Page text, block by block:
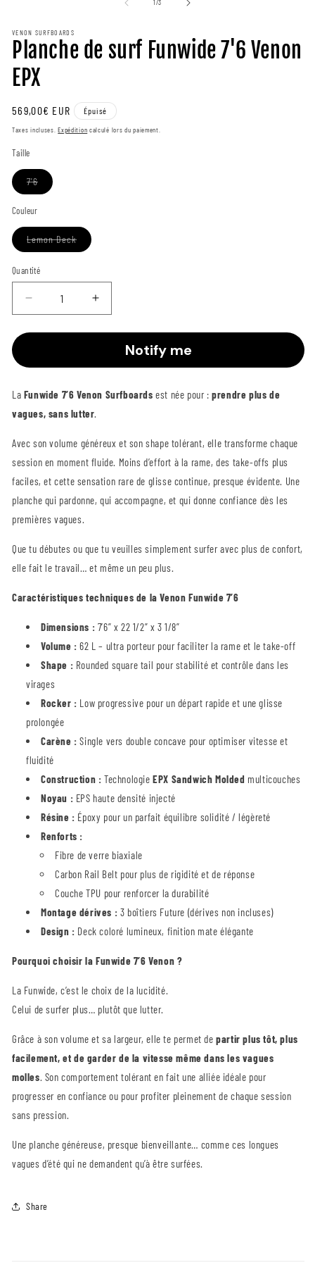
1/3
VENON SURFBOARDS
Planche de surf Funwide 7'6 Venon
EPX
Prix
569,00€ EUR Épuisé
Taxes incluses.Expédition calculé lors du paiement.
Taille
7'6Variante
épuisée
Couleur
Lemon DeckVariante
épuisée
Quantité
Diminuer
la
quantité
surf
Funwide
7&#39;6
Venon
EPX
Augmenter
la
quantité
surf
7&#39;6
Venon
EPX
Notify me
La Funwide 7’6 Venon Surfboards est née pour :prendre plus de
vagues, sans lutter.
Avec son volume généreux et son shape tolérant, elle transforme chaque
session en moment fluide. Moins d’effort à la rame, des take-offs plus
faciles, et cette sensation rare de glisse continue, presque évidente. Une
planche qui pardonne, qui accompagne, et qui donne confiance dès les
premières vagues.
Que tu débutes ou que tu veuilles simplement surfer avec plus de confort,
elle fait le travail… et même un peu plus.
Caractéristiques techniques de la Venon Funwide 7’6
Dimensions : 7’6” x 22 1/2” x 3 1/8”
Volume : 62 L – ultra porteur pour faciliter la rame et le take-off
Shape : Rounded square tail pour stabilité et contrôle dans les
virages
Rocker : Low progressive pour un départ rapide et une glisse
prolongée
Carène : Single vers double concave pour optimiser vitesse et
fluidité
Construction : TechnologieEPX Sandwich Molded multicouches
Noyau : EPS haute densité injecté
Résine : Époxy pour un parfait équilibre solidité / légèreté
Renforts :
Fibre de verre biaxiale
Carbon Rail Belt pour plus de rigidité et de réponse
Couche TPU pour renforcer la durabilité
Montage dérives : 3 boîtiers Future (dérives non incluses)
Design : Deck coloré lumineux, finition mate élégante
Pourquoi choisir la Funwide 7’6 Venon ?
La Funwide, c’est le choix de la lucidité.
Celui de surfer plus… plutôt que lutter.
Grâce à son volume et sa largeur, elle te permet departir plus tôt, plus
facilement, et de garder de la vitesse même dans les vagues
molles. Son comportement tolérant en fait une alliée idéale pour
progresser en confiance ou pour profiter pleinement de chaque session
sans pression.
Une planche généreuse, presque bienveillante… comme ces longues
vagues d’été qui ne demandent qu’à être surfées.
Share
5% de remise sur ta
première commande
Rejoins notre communauté de riders pour bénéficier
Je m'inscris